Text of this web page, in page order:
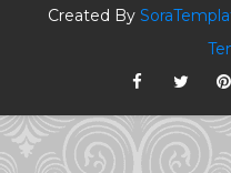
Created By